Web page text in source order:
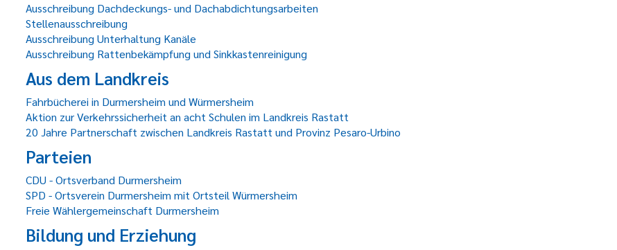
Ausschreibung Dachdeckungs- und Dachabdichtungsarbeiten
Stellenausschreibung
Ausschreibung Unterhaltung Kanäle
Ausschreibung Rattenbekämpfung und Sinkkastenreinigung
Aus dem Landkreis
Fahrbücherei in Durmersheim und Würmersheim
Aktion zur Verkehrssicherheit an acht Schulen im Landkreis Rastatt
20 Jahre Partnerschaft zwischen Landkreis Rastatt und Provinz Pesaro-Urbino
Parteien
CDU - Ortsverband Durmersheim
SPD - Ortsverein Durmersheim mit Ortsteil Würmersheim
Freie Wählergemeinschaft Durmersheim
Bildung und Erziehung